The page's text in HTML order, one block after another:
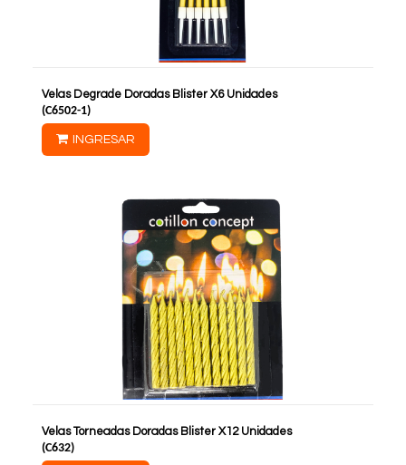
Velas Degrade Doradas Blister X6 Unidades
(C6502-1)
INGRESAR
Velas Torneadas Doradas Blister X12 Unidades
(C632)